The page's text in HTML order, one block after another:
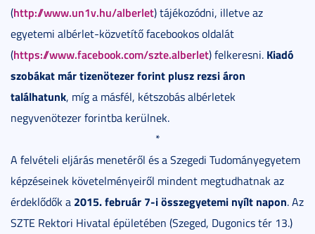
(http://www.un1v.hu/alberlet) tájékozódni, illetve az
egyetemi albérlet-közvetítő facebookos oldalát
(https://www.facebook.com/szte.alberlet) felkeresni. Kiadó
szobákat már tizenötezer forint plusz rezsi áron
találhatunk, míg a másfél, kétszobás albérletek
negyvenötezer forintba kerülnek.
*
A felvételi eljárás menetéről és a Szegedi Tudományegyetem
képzéseinek követelményeiről mindent megtudhatnak az
érdeklődők a 2015. február 7-iösszegyetemi nyílt napon. Az
SZTE Rektori Hivatal épületében (Szeged, Dugonics tér 13.)